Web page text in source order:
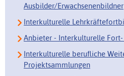
Ausbilder/Erwachsenenbildner
Interkulturelle
Anbieter - Interkulturelle
Interkulturelle berufliche
Projektsammlungen